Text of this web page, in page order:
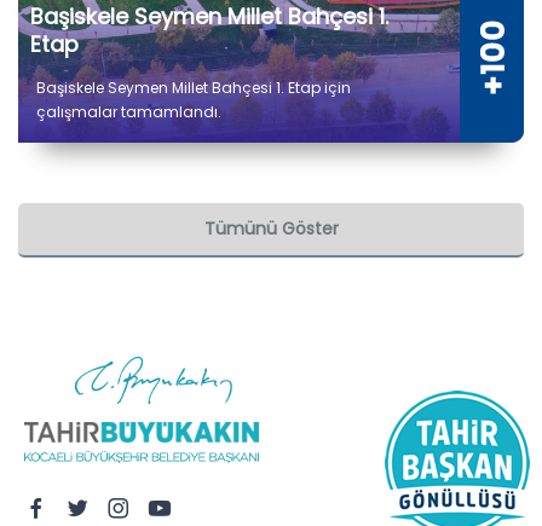
Başiskele Seymen Millet Bahçesi 1.
Etap
Başiskele Seymen Millet Bahçesi 1. Etap için
çalışmalar tamamlandı.
Tümünü Göster